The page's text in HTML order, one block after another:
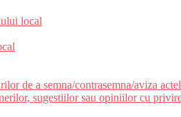
local
de a semna/contrasemna/aviza
sugestiilor sau opiniilor cu